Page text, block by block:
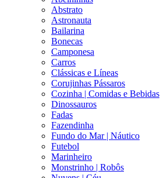
Abstrato
Astronauta
Bailarina
Bonecas
Camponesa
Carros
Clássicas e Líneas
Corujinhas Pássaros
Cozinha | Comidas e Bebidas
Dinossauros
Fadas
Fazendinha
Fundo do Mar | Náutico
Futebol
Marinheiro
Monstrinho | Robôs